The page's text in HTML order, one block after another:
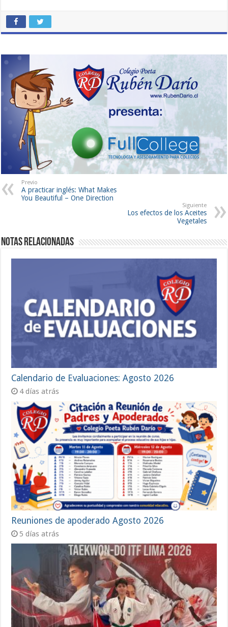
Previo
A practicar inglés: What Makes
You Beautiful – One Direction
Siguiente
Los efectos de los Aceites
Vegetales
Notas Relacionadas
Calendario de Evaluaciones: Agosto 2026
4 días atrás
Reuniones de apoderado Agosto 2026
5 días atrás